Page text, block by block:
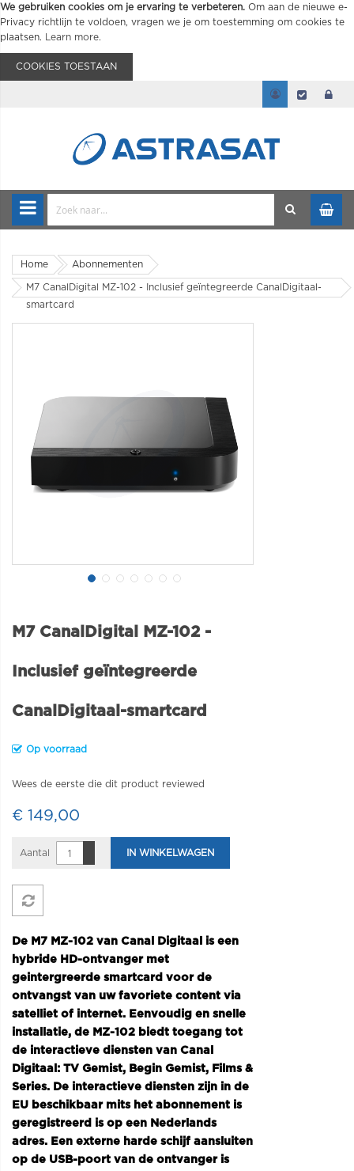
We gebruiken cookies om je ervaring te verbeteren. Om aan de nieuwe e-
Privacy richtlijn te voldoen, vragen we je om toestemming om cookies te
plaatsen.
Learn more.
COOKIES TOESTAAN
Home Abonnementen
M7 CanalDigital MZ-102 - Inclusief geïntegreerde CanalDigitaal-
smartcard
M7 CanalDigital MZ-102 -
Inclusief geïntegreerde
CanalDigitaal-smartcard
Op voorraad
Wees de eerste die dit product reviewed
€ 149,00
Aantal IN WINKELWAGEN
De M7 MZ-102 van Canal Digitaal is een
hybride HD-ontvanger met
geintergreerde smartcard voor de
ontvangst van uw favoriete content via
satelliet of internet. Eenvoudig en snelle
installatie, de MZ-102 biedt toegang tot
de interactieve diensten van Canal
Digitaal: TV Gemist, Begin Gemist, Films &
Series. De interactieve diensten zijn in de
EU beschikbaar mits het abonnement is
geregistreerd is op een Nederlands
adres. Een externe harde schijf aansluiten
op de USB-poort van de ontvanger is